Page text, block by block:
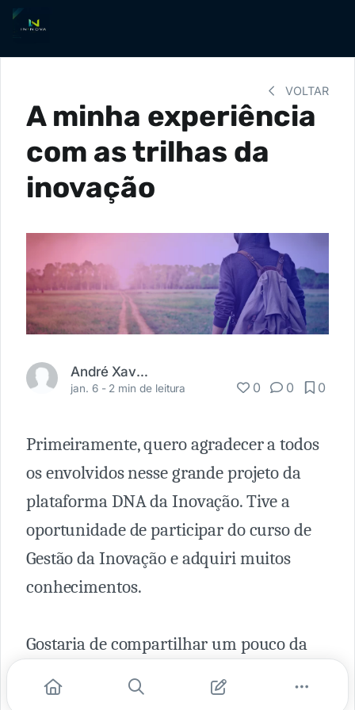
VOLTAR
A minha experiência
com as trilhas da
inovação
André Xavier
jan. 6 - 2 min de leitura 0 0 0
Primeiramente, quero agradecer a todos
os envolvidos nesse grande projeto da
plataforma DNA da Inovação. Tive a
oportunidade de participar do curso de
Gestão da Inovação e adquiri muitos
conhecimentos.
Gostaria de compartilhar um pouco da
Sou Engenheiro Mecânico de formação e,